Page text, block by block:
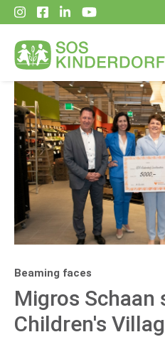
Beaming faces
Migros Schaan
Children's